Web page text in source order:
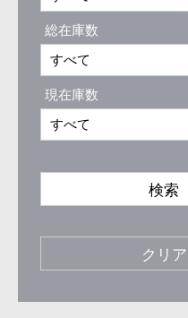
総在庫数
現在庫数
検索